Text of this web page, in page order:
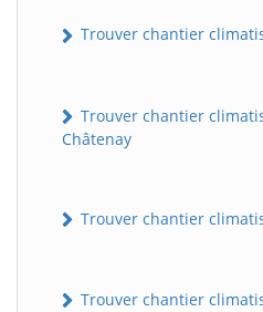
Trouver chantier
Trouver chantier
Châtenay
Trouver chantier
Trouver chantier